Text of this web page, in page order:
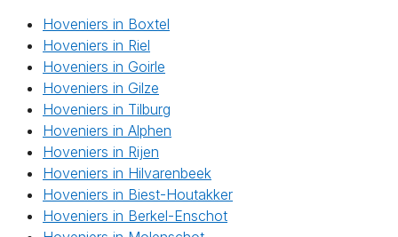
Hoveniers in Boxtel
Hoveniers in Riel
Hoveniers in Goirle
Hoveniers in Gilze
Hoveniers in Tilburg
Hoveniers in Alphen
Hoveniers in Rijen
Hoveniers in Hilvarenbeek
Hoveniers in Biest-Houtakker
Hoveniers in Berkel-Enschot